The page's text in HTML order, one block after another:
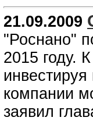
21.09.2009
"Роснано"
2015 году.
компании
заявил